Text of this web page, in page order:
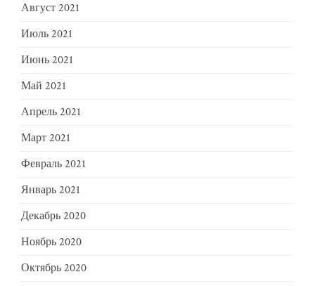
Август 2021
Июль 2021
Июнь 2021
Май 2021
Апрель 2021
Март 2021
Февраль 2021
Январь 2021
Декабрь 2020
Ноябрь 2020
Октябрь 2020